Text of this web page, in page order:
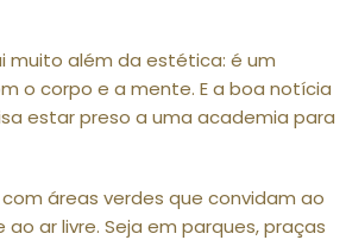
muito além da estética: é um
o corpo e a mente. E a boa notícia
estar preso a uma academia para
áreas verdes que convidam ao
ar livre. Seja em parques, praças